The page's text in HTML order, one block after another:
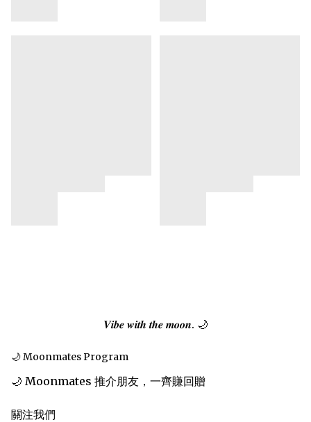
𝑽𝒊𝒃𝒆 𝒘𝒊𝒕𝒉 𝒕𝒉𝒆 𝒎𝒐𝒐𝒏. 🌙
🌙 Moonmates Program
🌙 Moonmates 推介朋友，一齊賺回贈
關注我們